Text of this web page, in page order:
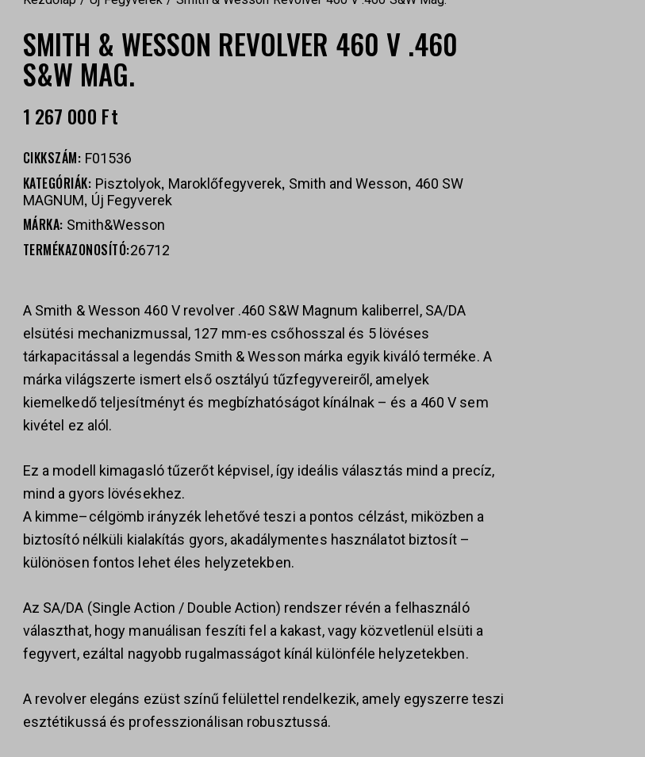
SMITH & WESSON REVOLVER 460 V .460
S&W MAG.
1 267 000 Ft
CIKKSZÁM: F01536
KATEGÓRIÁK: Pisztolyok, Maroklőfegyverek, Smith and Wesson, 460 SW
MAGNUM, Új Fegyverek
MÁRKA: Smith&Wesson
TERMÉKAZONOSÍTÓ:26712
A Smith & Wesson 460 V revolver .460 S&W Magnum kaliberrel, SA/DA
elsütési mechanizmussal, 127 mm-es csőhosszal és 5 lövéses
tárkapacitással a legendás Smith & Wesson márka egyik kiváló terméke. A
márka világszerte ismert első osztályú tűzfegyvereiről, amelyek
kiemelkedő teljesítményt és megbízhatóságot kínálnak – és a 460 V sem
kivétel ez alól.
Ez a modell kimagasló tűzerőt képvisel, így ideális választás mind a precíz,
mind a gyors lövésekhez.
A kimme–célgömb irányzék lehetővé teszi a pontos célzást, miközben a
biztosító nélküli kialakítás gyors, akadálymentes használatot biztosít –
különösen fontos lehet éles helyzetekben.
Az SA/DA (Single Action / Double Action) rendszer révén a felhasználó
választhat, hogy manuálisan feszíti fel a kakast, vagy közvetlenül elsüti a
fegyvert, ezáltal nagyobb rugalmasságot kínál különféle helyzetekben.
A revolver elegáns ezüst színű felülettel rendelkezik, amely egyszerre teszi
esztétikussá és professzionálisan robusztussá.